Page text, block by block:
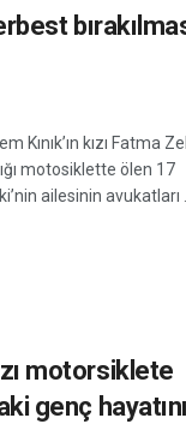
Kınık’ın kızı Fatma
motosiklette ölen 17
ailesinin avukatları ...
motorsiklete
genç hayatını